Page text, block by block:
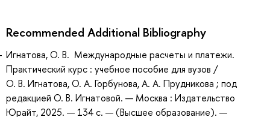
Recommended Additional Bibliography
Игнатова, О. В. Международные расчеты и платежи.
Практический курс : учебное пособие для вузов /
О. В. Игнатова, О. А. Горбунова, А. А. Прудникова ; под
редакцией О. В. Игнатовой. — Москва : Издательство
Юрайт, 2025. — 134 с. — (Высшее образование). —